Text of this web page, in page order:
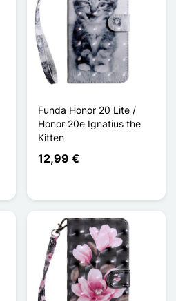
Funda Honor 20 Lite /
Honor 20e Ignatius the
Kitten
12,99 €